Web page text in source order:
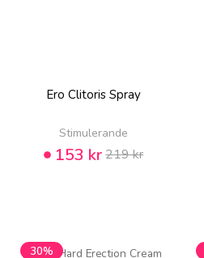
Ero Clitoris Spray
Stimulerande
153 kr219 kr
30%